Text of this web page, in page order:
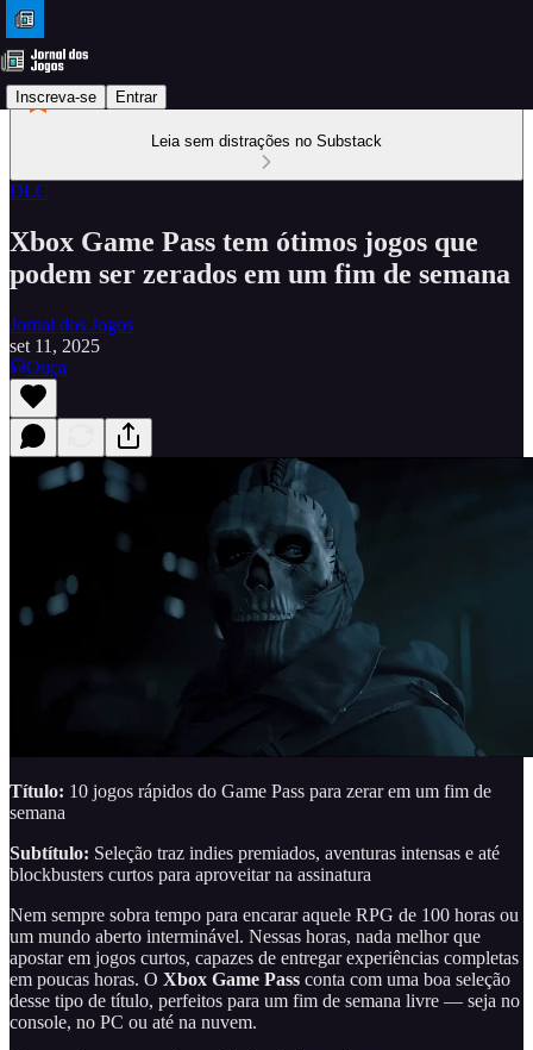
Inscreva-se Entrar
Leia sem distrações no Substack
DLC
Xbox Game Pass tem ótimos jogos que
podem ser zerados em um fim de semana
Jornal dos Jogos
set 11, 2025
Ouça
Título: 10 jogos rápidos do Game Pass para zerar em um fim de
semana
Subtítulo: Seleção traz indies premiados, aventuras intensas e até
blockbusters curtos para aproveitar na assinatura
Nem sempre sobra tempo para encarar aquele RPG de 100 horas ou
um mundo aberto interminável. Nessas horas, nada melhor que
apostar em jogos curtos, capazes de entregar experiências completas
em poucas horas. O Xbox Game Pass conta com uma boa seleção
desse tipo de título, perfeitos para um fim de semana livre — seja no
console, no PC ou até na nuvem.